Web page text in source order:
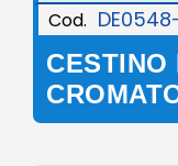
Cod.
CESTINO